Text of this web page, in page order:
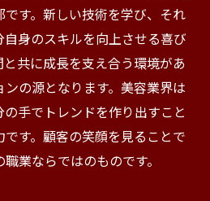
す。新しい技術を学び、それ
身のスキルを向上させる喜び
共に成長を支え合う環境があ
の源となります。美容業界は
手でトレンドを作り出すこと
す。顧客の笑顔を見ることで
業ならではのものです。